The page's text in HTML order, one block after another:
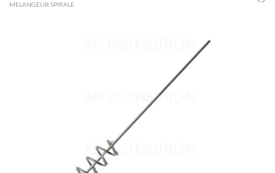
MELANGEUR SPIRALE